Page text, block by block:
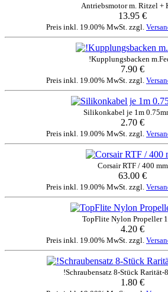
Antriebsmotor m. Ritzel +
13.95 €
Preis inkl. 19.00% MwSt. zzgl.
!Kupplungsbacken
7.90 €
Preis inkl. 19.00% MwSt. zzgl.
Silikonkabel je 1m
2.70 €
Preis inkl. 19.00% MwSt. zzgl.
Corsair RTF / 400 mm
63.00 €
Preis inkl. 19.00% MwSt. zzgl.
TopFlite Nylon Propeller
4.20 €
Preis inkl. 19.00% MwSt. zzgl.
!Schraubensatz 8-Stück Rarität-
1.80 €